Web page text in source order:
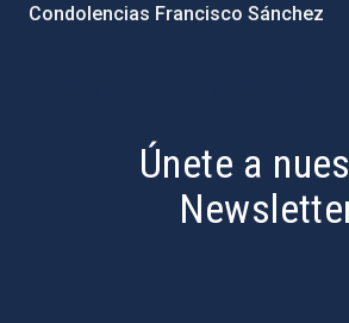
Condolencias Francisco Sánchez
Únete a